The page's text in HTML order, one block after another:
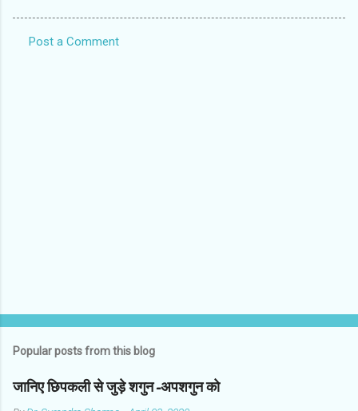
Post a Comment
Popular posts from this blog
जानिए छिपकली से जुड़े शगुन-अपशगुन को